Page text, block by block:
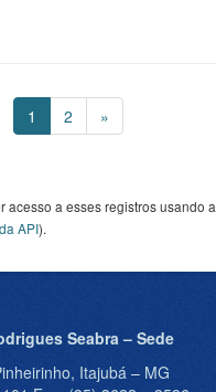
1 2 »
acesso a esses registros usando a
API).
Seabra – Sede
Itajubá – MG